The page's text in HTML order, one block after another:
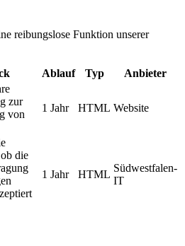
reibungslose Funktion unserer
Ablauf Typ Anbieter
zur
von
1 Jahr HTML Website
die
1 Jahr HTML
Südwestfalen-
IT